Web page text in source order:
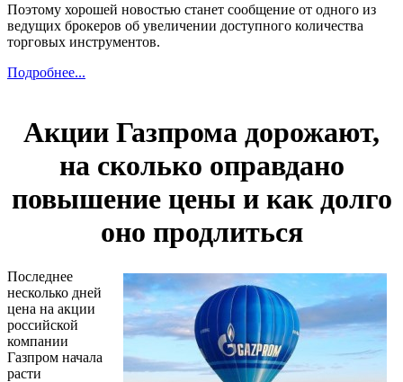
Поэтому хорошей новостью станет сообщение от одного из
ведущих брокеров об увеличении доступного количества
торговых инструментов.
Подробнее...
Акции Газпрома дорожают,
на сколько оправдано
повышение цены и как долго
оно продлиться
Последнее
несколько дней
цена на акции
российской
компании
Газпром начала
расти